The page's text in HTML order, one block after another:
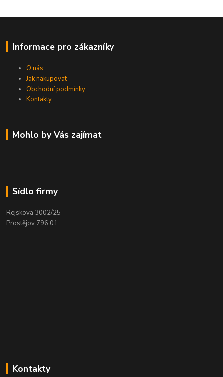
Informace pro zákazníky
O nás
Jak nakupovat
Obchodní podmínky
Kontakty
Mohlo by Vás zajímat
Sídlo firmy
Rejskova 3002/25
Prostějov 796 01
Kontakty